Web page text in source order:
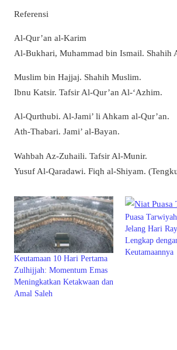
Referensi
Al-Qur’an al-Karim
Al-Bukhari, Muhammad bin Ismail. Shahih
Muslim bin Hajjaj. Shahih Muslim.
Ibnu Katsir. Tafsir Al-Qur’an Al-‘Azhim.
Al-Qurthubi. Al-Jami’ li Ahkam al-Qur’an.
Ath-Thabari. Jami’ al-Bayan.
Wahbah Az-Zuhaili. Tafsir Al-Munir.
Yusuf Al-Qaradawi. Fiqh al-Shiyam.
Keutamaan 10 Hari Pertama
Zulhijjah: Momentum Emas
Meningkatkan Ketakwaan dan
Amal Saleh
Puasa
Jelang Hari
Lengkap
Keutamaannya